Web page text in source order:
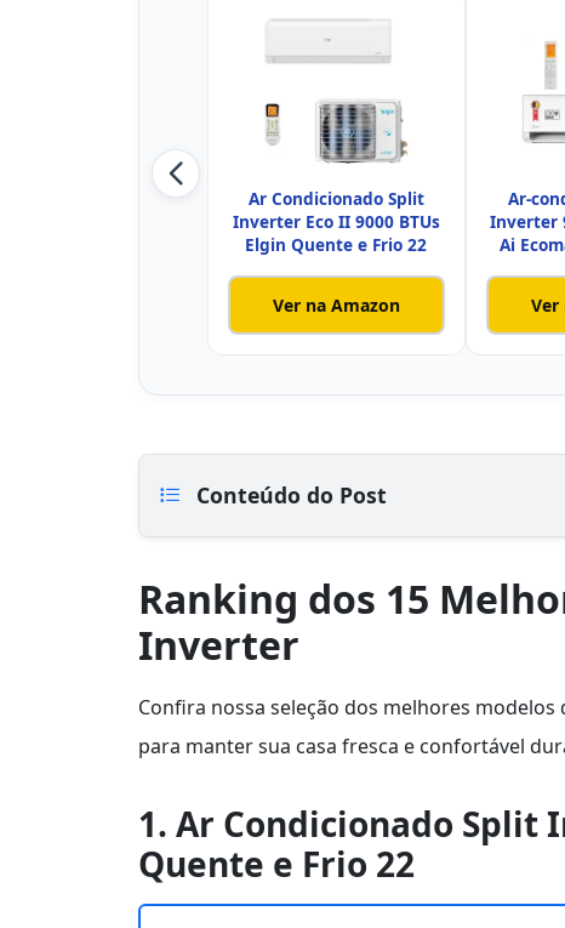
Ar Condicionado Split
Inverter Eco II 9000 BTUs
Elgin Quente e Frio 22
Ver na Amazon
Ar-
Inverter
Ai
Ver
Conteúdo do Post
Ranking dos 15
Inverter
Confira nossa seleção dos melhores
para manter sua casa fresca e confortável
1. Ar Condicionado Split
Quente e Frio 22